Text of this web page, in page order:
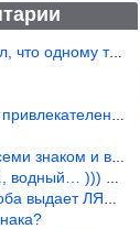
то и жить легче.
Весов, Близнецов встреч
и все одиноки и Я )))
сам трех из 9 )))
редакторы пропус